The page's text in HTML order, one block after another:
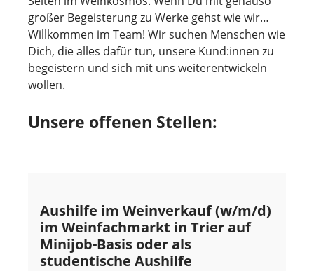
großer Begeisterung zu Werke gehst wie wir…
Willkommen im Team! Wir suchen Menschen wie
Dich, die alles dafür tun, unsere Kund:innen zu
begeistern und sich mit uns weiterentwickeln
wollen.
Unsere offenen Stellen:
Aushilfe im Weinverkauf (w/m/d)
im Weinfachmarkt in Trier auf
Minijob-Basis oder als
studentische Aushilfe